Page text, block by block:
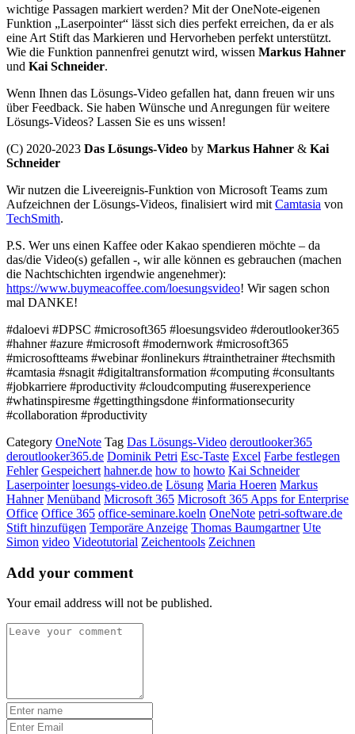
wichtige Passagen markiert werden? Mit der OneNote-eigenen
Funktion „Laserpointer“ lässt sich dies perfekt erreichen, da er als
eine Art Stift das Markieren und Hervorheben perfekt unterstützt.
Wie die Funktion pannenfrei genutzt wird, wissen Markus Hahner
und Kai Schneider.
Wenn Ihnen das Lösungs-Video gefallen hat, dann freuen wir uns
über Feedback. Sie haben Wünsche und Anregungen für weitere
Lösungs-Videos? Lassen Sie es uns wissen!
(C) 2020-2023 Das Lösungs-Video by Markus Hahner & Kai
Schneider
Wir nutzen die Liveereignis-Funktion von Microsoft Teams zum
Aufzeichnen der Lösungs-Videos, finalisiert wird mit Camtasia von
TechSmith.
P.S. Wer uns einen Kaffee oder Kakao spendieren möchte – da
das/die Video(s) gefallen -, wir alle können es gebrauchen (machen
die Nachtschichten irgendwie angenehmer):
https://www.buymeacoffee.com/loesungsvideo! Wir sagen schon
mal DANKE!
#daloevi #DPSC #microsoft365 #loesungsvideo #deroutlooker365
#hahner #azure #microsoft #modernwork #microsoft365
#microsoftteams #webinar #onlinekurs #trainthetrainer #techsmith
#camtasia #snagit #digitaltransformation #computing #consultants
#jobkarriere #productivity #cloudcomputing #userexperience
#whatinspiresme #gettingthingsdone #informationsecurity
#collaboration #productivity
Category OneNote Tag Das Lösungs-Video deroutlooker365
deroutlooker365.de Dominik Petri Esc-Taste Excel Farbe festlegen
Fehler Gespeichert hahner.de how to howto Kai Schneider
Laserpointer loesungs-video.de Lösung Maria Hoeren Markus
Hahner Menüband Microsoft 365 Microsoft 365 Apps for Enterprise
Office Office 365 office-seminare.koeln OneNote petri-software.de
Stift hinzufügen Temporäre Anzeige Thomas Baumgartner Ute
Simon video Videotutorial Zeichentools Zeichnen
Add your comment
Your email address will not be published.